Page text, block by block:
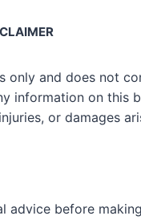
and does not
information on this
or damages
before